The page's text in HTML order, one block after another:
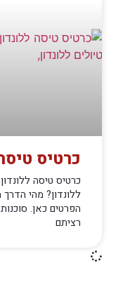
כרטיס
כרטיס טיסה
ללונדון? מהי
הפרטים כאן.
רציתם